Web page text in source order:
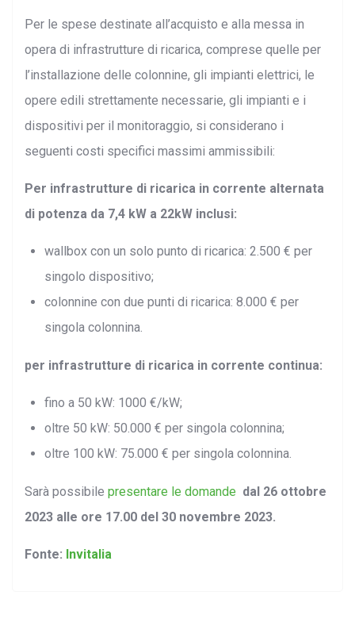
Per le spese destinate all’acquisto e alla messa in
opera di infrastrutture di ricarica, comprese quelle per
l’installazione delle colonnine, gli impianti elettrici, le
opere edili strettamente necessarie, gli impianti e i
dispositivi per il monitoraggio, si considerano i
seguenti costi specifici massimi ammissibili:
Per infrastrutture di ricarica in corrente alternata
di potenza da 7,4 kW a 22kW inclusi:
wallbox con un solo punto di ricarica: 2.500 € per
singolo dispositivo;
colonnine con due punti di ricarica: 8.000 € per
singola colonnina.
per infrastrutture di ricarica in corrente continua:
fino a 50 kW: 1000 €/kW;
oltre 50 kW: 50.000 € per singola colonnina;
oltre 100 kW: 75.000 € per singola colonnina.
Sarà possibile presentare le domande dal 26 ottobre
2023 alle ore 17.00 del 30 novembre 2023.
Fonte: Invitalia